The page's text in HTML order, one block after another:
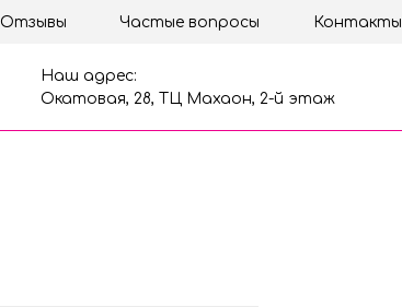
Отзывы Частые вопросы Контакты
Наш адрес:
Окатовая, 28, ТЦ Махаон, 2-й этаж